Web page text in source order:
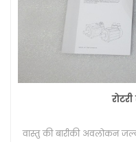
वास्तु की बारीकी अवलोकन